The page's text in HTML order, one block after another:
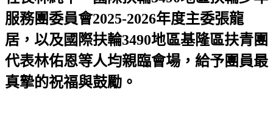
服務團委員會2025-2026年度主委張龍
居，以及國際扶輪3490地區基隆區扶青團
代表林佑恩等人均親臨會場，給予團員最
真摯的祝福與鼓勵。